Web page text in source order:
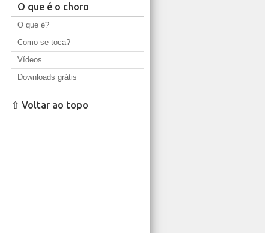
O que é o choro
O que é?
Como se toca?
Vídeos
Downloads grátis
⇧ Voltar ao topo